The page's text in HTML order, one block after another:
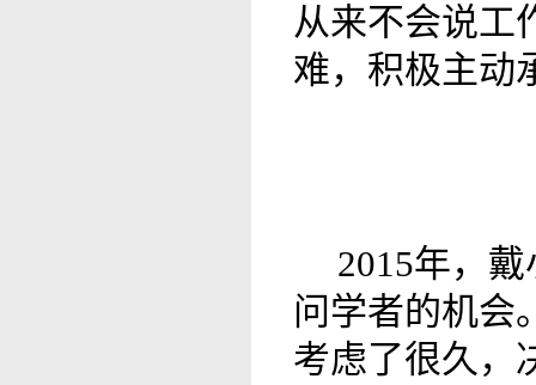
从来不会说工
难，积极主动
2015年，
问学者的机会
考虑了很久，